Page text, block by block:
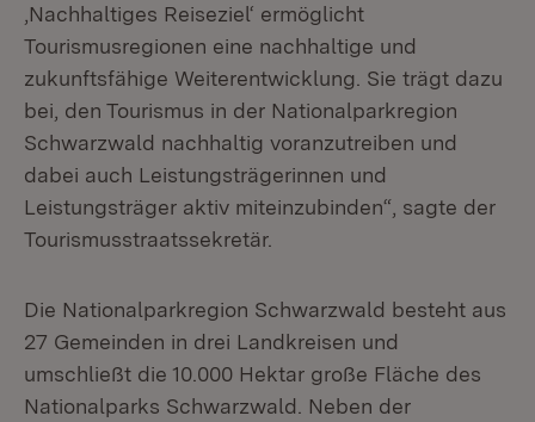
‚Nachhaltiges Reiseziel‘ ermöglicht
Tourismusregionen eine nachhaltige und
zukunftsfähige Weiterentwicklung. Sie trägt dazu
bei, den Tourismus in der Nationalparkregion
Schwarzwald nachhaltig voranzutreiben und
dabei auch Leistungsträgerinnen und
Leistungsträger aktiv miteinzubinden“, sagte der
Tourismusstraatssekretär.
Die Nationalparkregion Schwarzwald besteht aus
27 Gemeinden in drei Landkreisen und
umschließt die 10.000 Hektar große Fläche des
Nationalparks Schwarzwald. Neben der